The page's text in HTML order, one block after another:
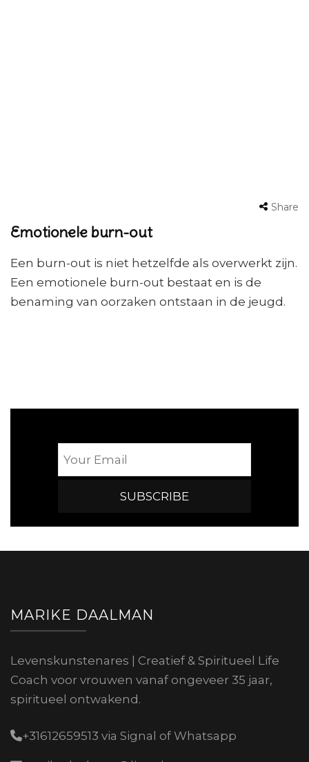
Share
Emotionele burn-out
Een burn-out is niet hetzelfde als overwerkt zijn.
Een emotionele burn-out bestaat en is de
benaming van oorzaken ontstaan in de jeugd.
MARIKE DAALMAN
Levenskunstenares | Creatief & Spiritueel Life
Coach voor vrouwen vanaf ongeveer 35 jaar,
spiritueel ontwakend.
+31612659513 via Signal of Whatsapp